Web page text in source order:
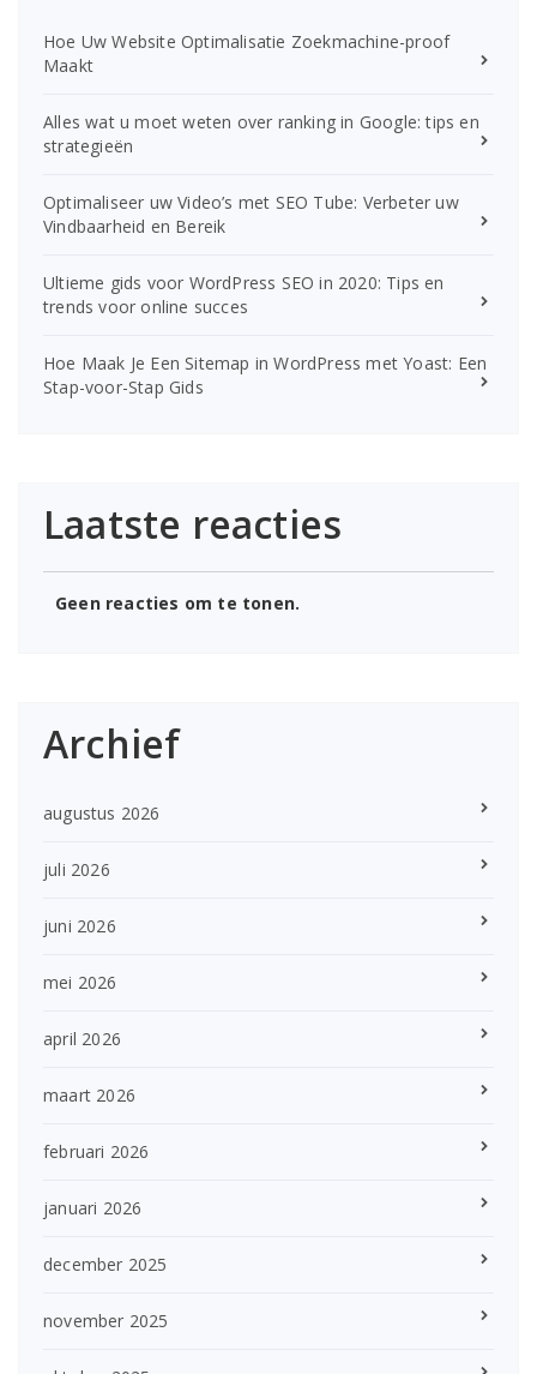
Hoe Uw Website Optimalisatie Zoekmachine-proof
Maakt
Alles wat u moet weten over ranking in Google: tips en
strategieën
Optimaliseer uw Video’s met SEO Tube: Verbeter uw
Vindbaarheid en Bereik
Ultieme gids voor WordPress SEO in 2020: Tips en
trends voor online succes
Hoe Maak Je Een Sitemap in WordPress met Yoast: Een
Stap-voor-Stap Gids
Laatste reacties
Geen reacties om te tonen.
Archief
augustus 2026
juli 2026
juni 2026
mei 2026
april 2026
maart 2026
februari 2026
januari 2026
december 2025
november 2025